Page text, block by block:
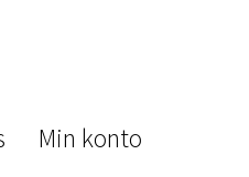
Min konto